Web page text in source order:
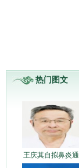
热门图文
王庆其自拟鼻炎通